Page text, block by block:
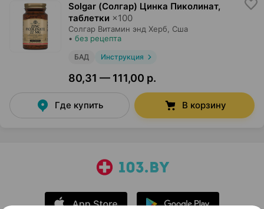
Solgar (Солгар) Цинка Пиколинат,
таблетки ×100
Солгар Витамин энд Херб, Сша
• без рецепта
БАД Инструкция
80,31 — 111,00 р.
Где купить В корзину